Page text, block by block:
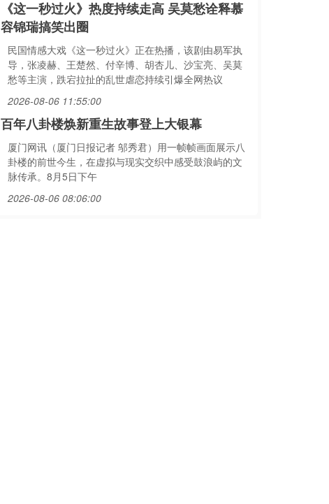
《这一秒过火》热度持续走高 吴莫愁诠释慕
容锦瑞搞笑出圈
民国情感大戏《这一秒过火》正在热播，该剧由易军执
导，张凌赫、王楚然、付辛博、胡杏儿、沙宝亮、吴莫
愁等主演，跌宕拉扯的乱世虐恋持续引爆全网热议
2026-08-06 11:55:00
百年八卦楼焕新重生故事登上大银幕
厦门网讯（厦门日报记者 邬秀君）用一帧帧画面展示八
卦楼的前世今生，在虚拟与现实交织中感受鼓浪屿的文
脉传承。8月5日下午
2026-08-06 08:06:00